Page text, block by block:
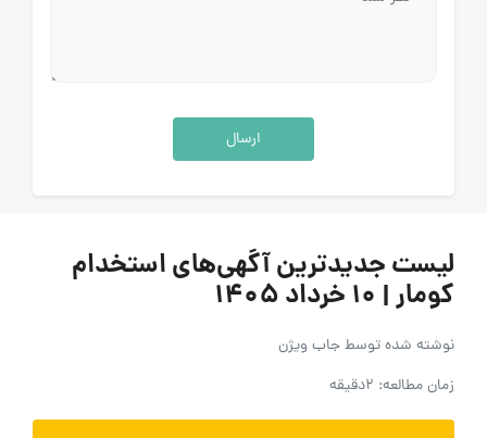
ارسال
لیست جدیدترین آگهی‌های استخدام
کومار | 10 خرداد ۱۴۰۵
نوشته شده توسطجاب ویژن
زمان مطالعه: 2دقیقه